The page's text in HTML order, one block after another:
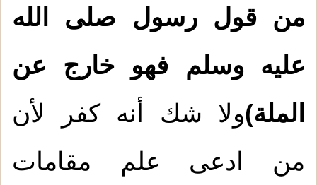
من قول رسول صلى الله
عليه وسلم فهو خارج عن
الملة)ولا شك أنه كفر لأن
من ادعى علم مقامات